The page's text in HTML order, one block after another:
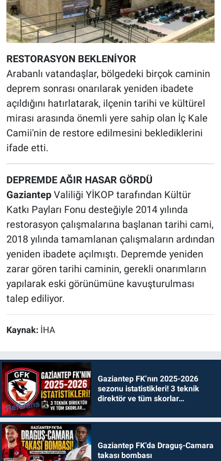
RESTORASYON BEKLENİYOR
Arabanlı vatandaşlar, bölgedeki birçok caminin
deprem sonrası onarılarak yeniden ibadete
açıldığını hatırlatarak, ilçenin tarihi ve kültürel
mirası arasında önemli yere sahip olan İç Kale
Camii'nin de restore edilmesini beklediklerini
ifade etti.
DEPREMDE AĞIR HASAR GÖRDÜ​​​​​​​
GaziantepValiliği YİKOP tarafından Kültür
Katkı Payları Fonu desteğiyle 2014 yılında
restorasyon çalışmalarına başlanan tarihi cami,
2018 yılında tamamlanan çalışmaların ardından
yeniden ibadete açılmıştı. Depremde yeniden
zarar gören tarihi caminin, gerekli onarımların
yapılarak eski görünümüne kavuşturulması
talep ediliyor.
Kaynak: İHA
Gaziantep FK’nın 2025-2026
sezonu istatistikleri! 3 teknik
direktör ve tüm skorlar…
Gaziantep FK’da Draguş-Camara
takası bombası